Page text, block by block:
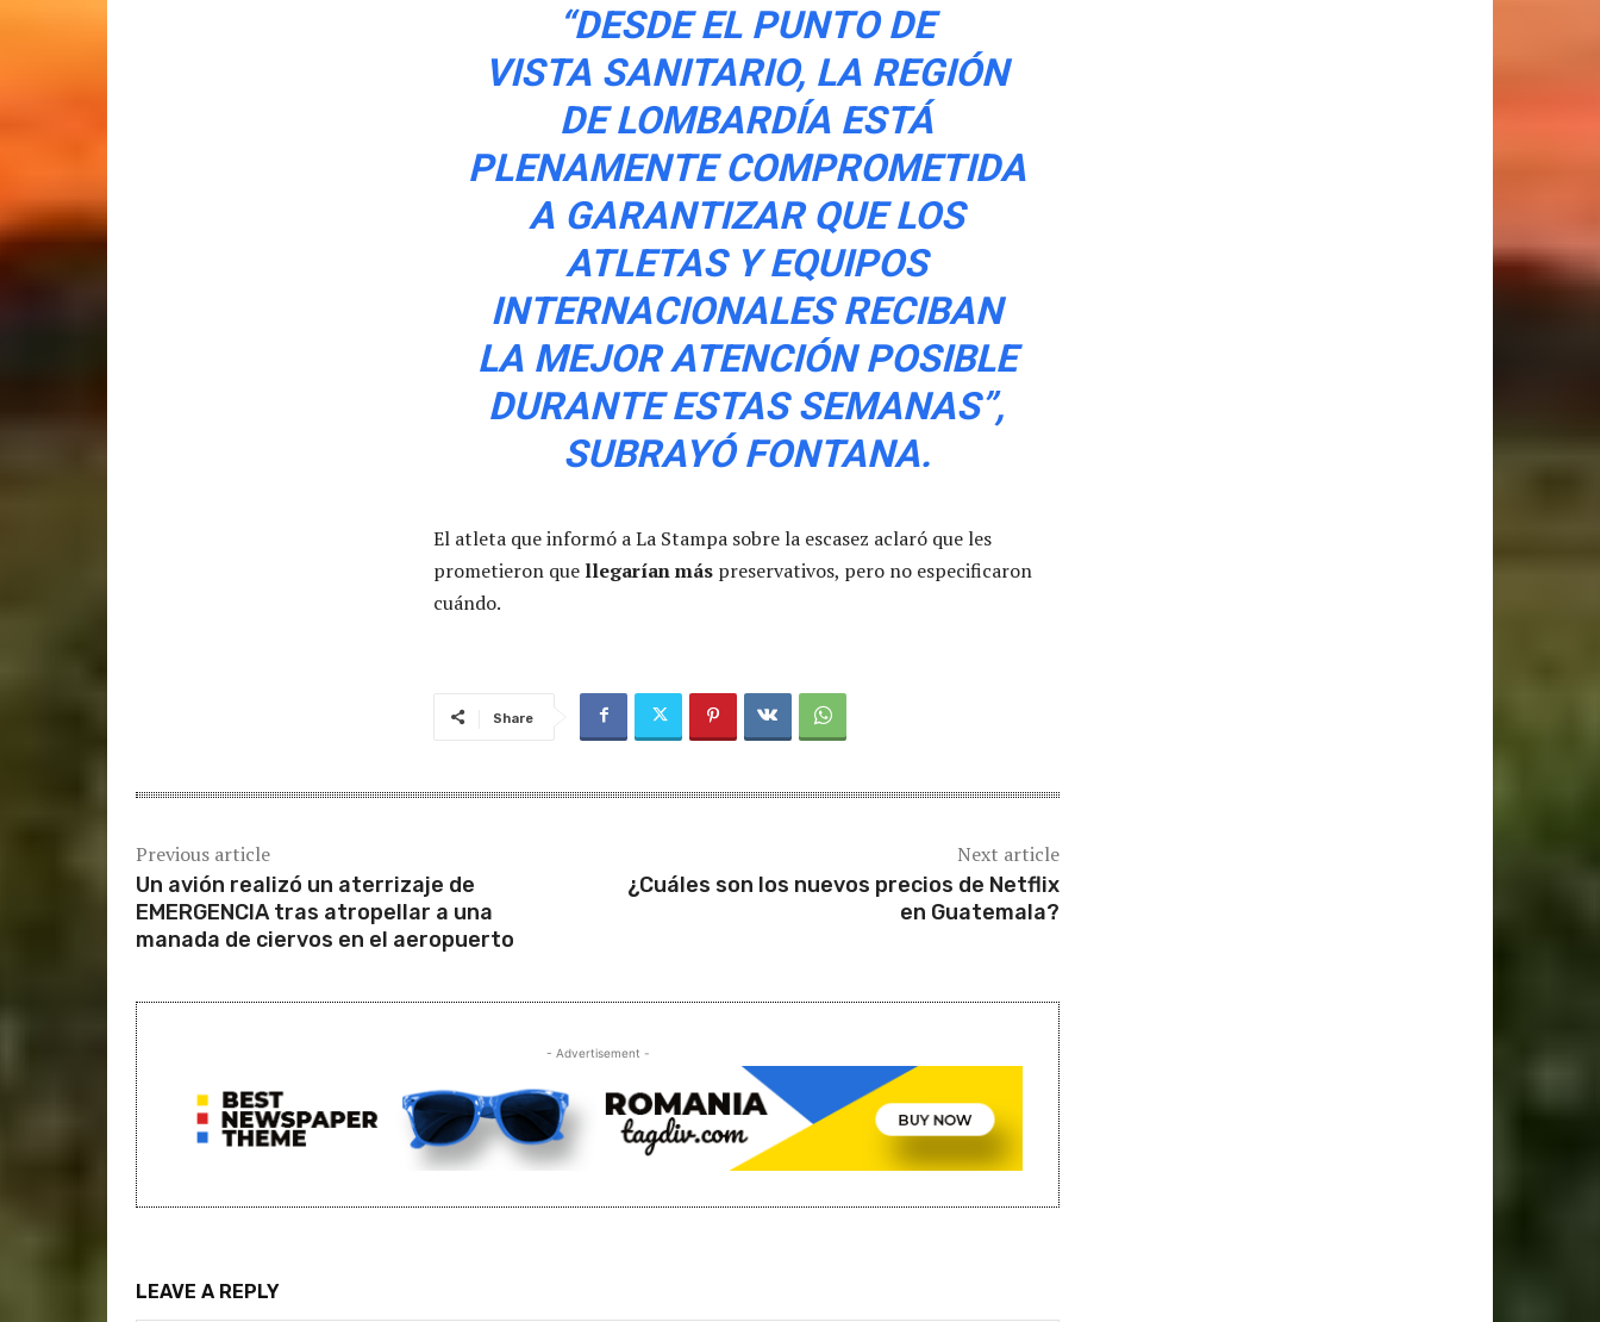
“DESDE EL PUNTO DE
VISTA SANITARIO, LA REGIÓN
DE LOMBARDÍA ESTÁ
PLENAMENTE COMPROMETIDA
A GARANTIZAR QUE LOS
ATLETAS Y EQUIPOS
INTERNACIONALES RECIBAN
LA MEJOR ATENCIÓN POSIBLE
DURANTE ESTAS SEMANAS”,
SUBRAYÓ FONTANA.
El atleta que informó a La Stampa sobre la escasez aclaró que les
prometieron que llegarían más preservativos, pero no especificaron
cuándo.
Share
Previous article
Un avión realizó un aterrizaje de
EMERGENCIA tras atropellar a una
manada de ciervos en el aeropuerto
Next article
¿Cuáles son los nuevos precios de Netflix
en Guatemala?
- Advertisement -
LEAVE A REPLY